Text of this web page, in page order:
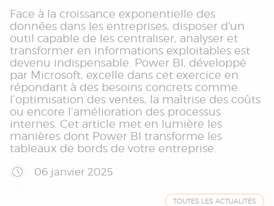
Face à la croissance exponentielle des
données dans les entreprises, disposer d'un
outil capable de les centraliser, analyser et
transformer en informations exploitables est
devenu indispensable. Power BI, développé
par Microsoft, excelle dans cet exercice en
répondant à des besoins concrets comme
l’optimisation des ventes, la maîtrise des coûts
ou encore l’amélioration des processus
internes. Cet article met en lumière les
manières dont Power BI transforme les
tableaux de bords de votre entreprise.
06 janvier 2025
TOUTES LES ACTUALITÉS